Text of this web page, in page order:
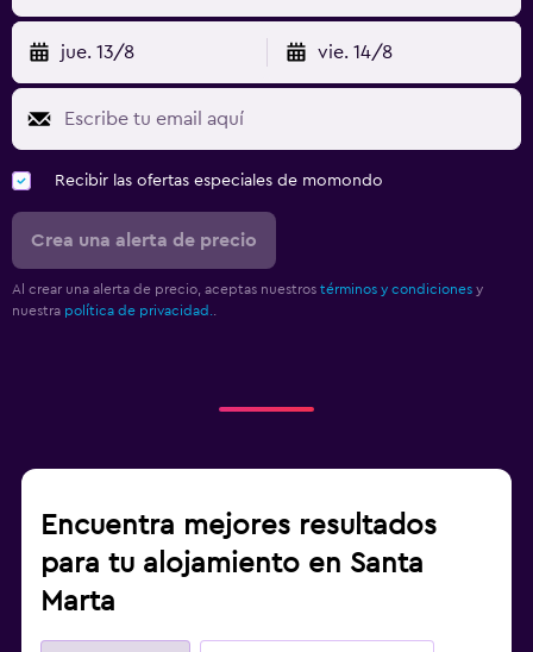
jue. 13/8 vie. 14/8
Recibir las ofertas especiales de momondo
Crea una alerta de precio
Al crear una alerta de precio, aceptas nuestros términos y condiciones y
nuestra política de privacidad.
Encuentra mejores resultados
para tu alojamiento en Santa
Marta